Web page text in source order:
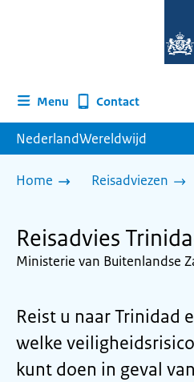
homepage
Menu Contact
NederlandWereldwijd
Home Reisadviezen
Reisadvies
Ministerie van Buitenlandse
Reist u naar Trinidad
welke
kunt doen in geval